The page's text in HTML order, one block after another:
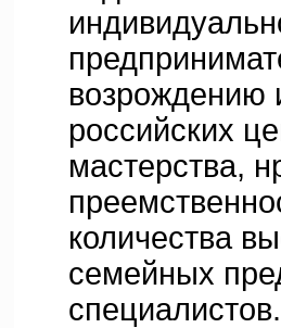
возрождению
российских
мастерства,
количества
семейных
специалистов.